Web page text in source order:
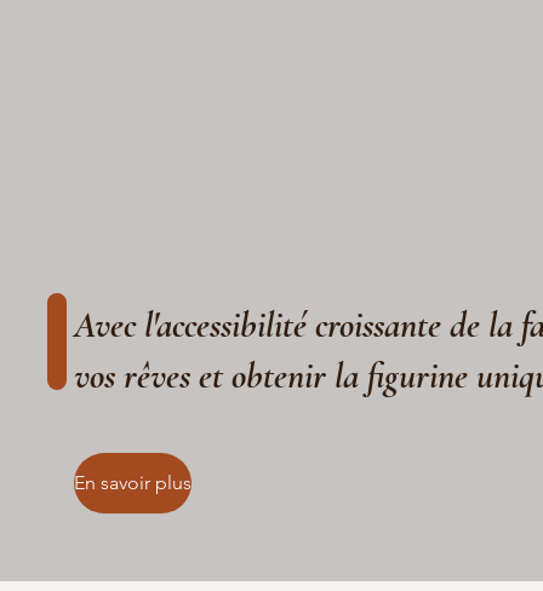
Avec l'accessibilité croissante de la
vos rêves et obtenir la figurine
En savoir plus